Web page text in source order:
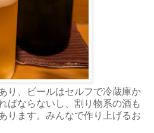
り、ビールはセルフで冷蔵庫か
ばならないし、割り物系の酒も
ります。みんなで作り上げるお